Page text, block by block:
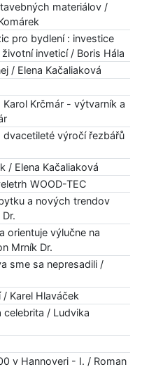
materiálov /
pro bydlení : investice
inveticí / Boris Hála
/ Elena Kačaliaková
Krčmár - výtvarník a
výročí řezbářů
/ Elena Kačaliaková
WOOD-TEC
a nových trendov
orientuje výlučne na
Mrník Dr.
sme sa nepresadili /
Karel Hlaváček
celebrita / Ludvika
v Hannoveri - I. / Roman